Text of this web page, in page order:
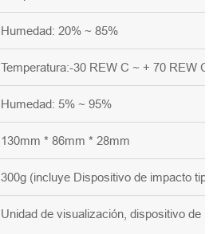
Humedad: 20% ~ 85%
Temperatura:-30 REW C ~ + 70 REW C
Humedad: 5% ~ 95%
130mm * 86mm * 28mm
300g (incluye Dispositivo de impacto tipo
Unidad de visualización, dispositivo de